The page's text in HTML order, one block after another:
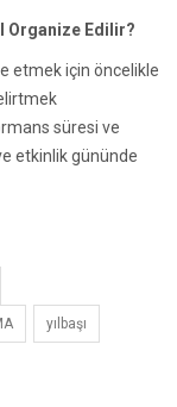
Organize Edilir?
etmek için öncelikle
süresi ve
etkinlik gününde
yılbaşı